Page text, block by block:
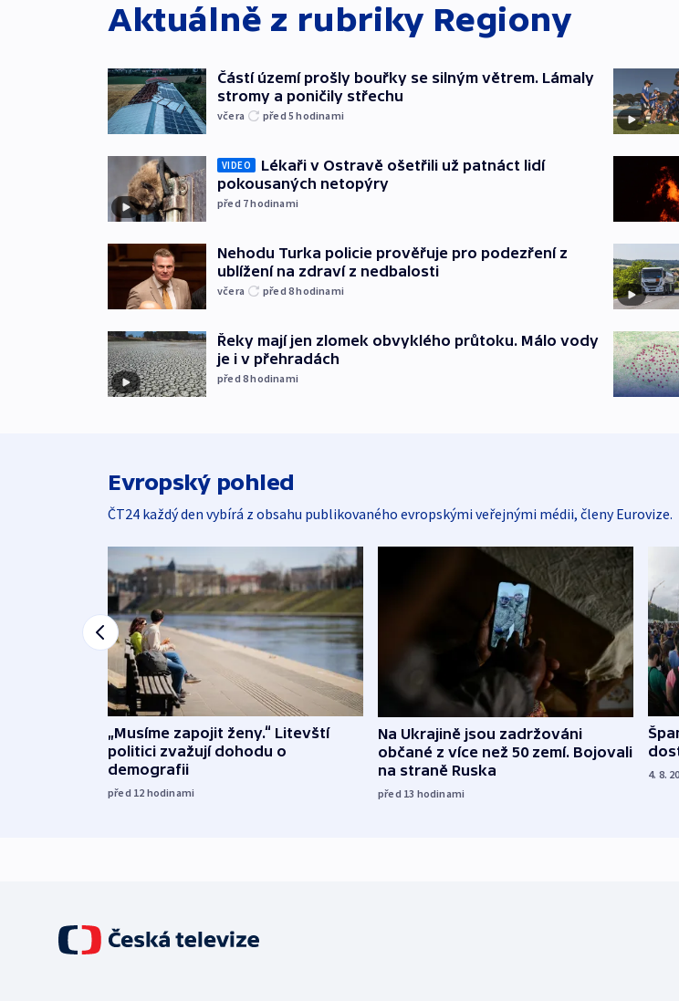
Aktuálně z rubriky Regiony
Částí území prošly bouřky se silným větrem. Lámaly
stromy a poničily střechu
včera před 5hodinami
VIDEO
Lékaři v Ostravě ošetřili už patnáct lidí
pokousaných netopýry
před 7hodinami
Nehodu Turka policie prověřuje pro podezření z
ublížení na zdraví z nedbalosti
včera před 8hodinami
Řeky mají jen zlomek obvyklého průtoku. Málo vody
je i v přehradách
před 8hodinami
Evropský pohled
ČT24 každý den vybírá z obsahu publikovaného evropskými veřejnými médii, členy Eurovize.
„Musíme zapojit ženy.“ Litevští
politici zvažují dohodu o
demografii
před 12 hodinami
Na Ukrajině jsou zadržováni
občané z více než 50 zemí. Bojovali
na straně Ruska
před 13 hodinami
4. 8.